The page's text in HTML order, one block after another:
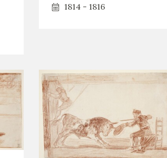
1814 - 1816